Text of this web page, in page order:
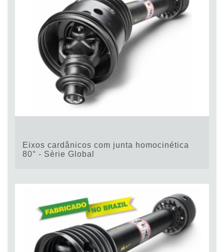
Eixos cardânicos com junta homocinética
80° - Sèrie Global